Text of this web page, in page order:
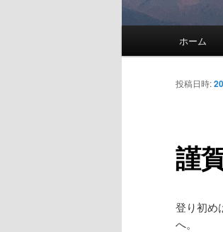
メ
イ
コ
テ
ホーム
謹
投稿日時:
登り初め
へ。